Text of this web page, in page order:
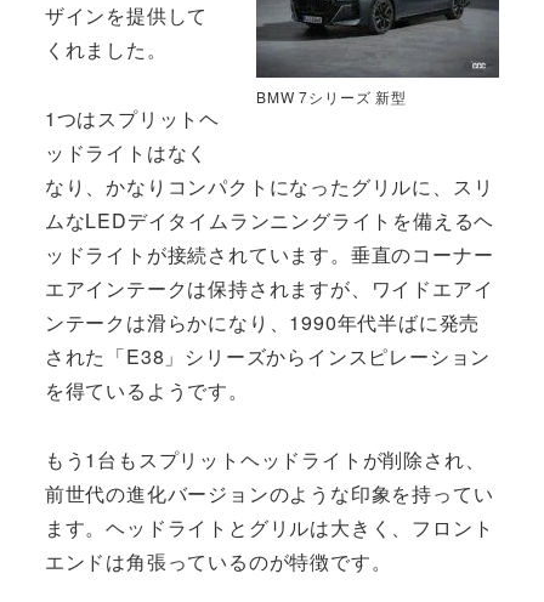
BMW 7シリーズ 新型
ザインを提供して
くれました。
1つはスプリットヘ
ッドライトはなく
なり、かなりコンパクトになったグリルに、スリ
ムなLEDデイタイムランニングライトを備えるヘ
ッドライトが接続されています。垂直のコーナー
エアインテークは保持されますが、ワイドエアイ
ンテークは滑らかになり、1990年代半ばに発売
された「E38」シリーズからインスピレーション
を得ているようです。
もう1台もスプリットヘッドライトが削除され、
前世代の進化バージョンのような印象を持ってい
ます。ヘッドライトとグリルは大きく、フロント
エンドは角張っているのが特徴です。